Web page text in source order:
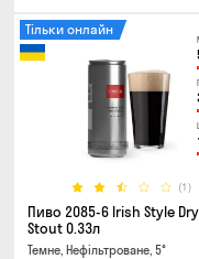
(1)
Тільки онлайн
Пиво 2085-6 Irish Style Dry
Stout 0.33л
Темне, Нефільтроване, 5°